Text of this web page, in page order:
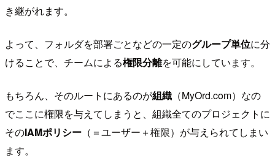
き継がれます。
よって、フォルダを部署ごとなどの一定のグループ単位に分
けることで、チームによる権限分離を可能にしています。
もちろん、そのルートにあるのが組織 （MyOrd.com）なの
でここに権限を与えてしまうと、組織全てのプロジェクトに
そのIAMポリシー （＝ユーザー＋権限）が与えられてしまい
ます。